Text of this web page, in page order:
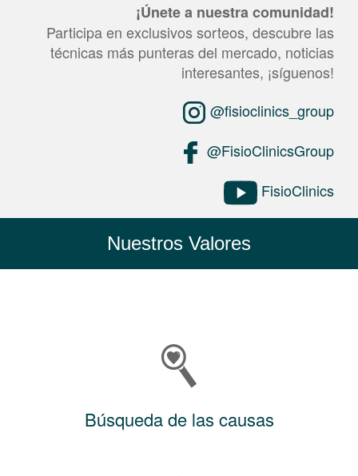
¡Únete a nuestra comunidad!
Participa en exclusivos sorteos, descubre las
técnicas más punteras del mercado, noticias
interesantes, ¡síguenos!
@fisioclinics_group
@FisioClinicsGroup
FisioClinics
Nuestros Valores
Búsqueda de las causas